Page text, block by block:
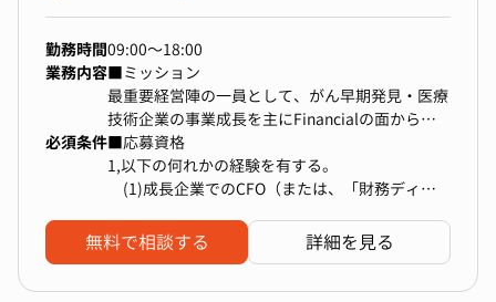
さらにその後の事業拡大をリードして頂きます。
・エクイティ14億円＋デット8億円＝累計22億円
を調達
・主要VCはベンチャーキャピタル。
・IPO準備中
・社員90名
中長期ビジョンと戦略を描き、資本市場と対話
し、それを支えるファイナンスを実行する攻めの
CFOを求めています。
勤務時間09:00～18:00
業務内容■ミッション
最重要経営陣の一員として、がん早期発見・医療
技術企業の事業成長を主にFinancialの面から推
進・サポートする。この役割は、将来的な株式価
値から逆算して顧客価値、事業価値創造にインパ
クトを与えられる事が求められる。また顧客価値
れる。
加えて、財務経理部門を中心として人員採用・育
必須条件■応募資格
1,以下の何れかの経験を有する。
(1)成長企業でのCFO（または、「財務ディレ
持つ役職）として企業価値向上への貢献、及びバ
リュエーション交渉経験
無料で相談する 詳細を見る